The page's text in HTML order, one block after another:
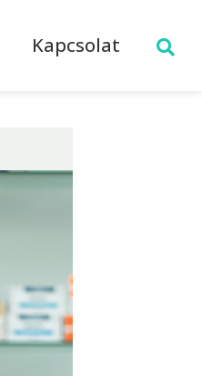
Kapcsolat